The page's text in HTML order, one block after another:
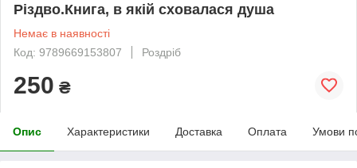
Різдво.Книга, в якій сховалася душа
Немає в наявності
Код: 9789669153807
Роздріб
250 ₴
Опис Характеристики Доставка Оплата Умови